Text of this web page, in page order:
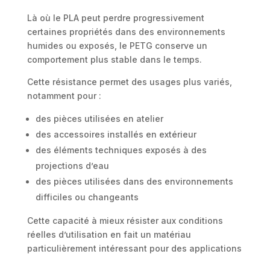
Là où le PLA peut perdre progressivement
certaines propriétés dans des environnements
humides ou exposés, le PETG conserve un
comportement plus stable dans le temps.
Cette résistance permet des usages plus variés,
notamment pour :
des pièces utilisées en atelier
des accessoires installés en extérieur
des éléments techniques exposés à des
projections d’eau
des pièces utilisées dans des environnements
difficiles ou changeants
Cette capacité à mieux résister aux conditions
réelles d’utilisation en fait un matériau
particulièrement intéressant pour des applications